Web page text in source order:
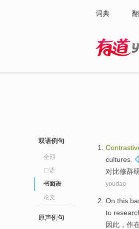
词典
双语例句
全部
口语
书面语
论文
原声例句
cultures
对比修辞
youdao
On this
to
因此，作